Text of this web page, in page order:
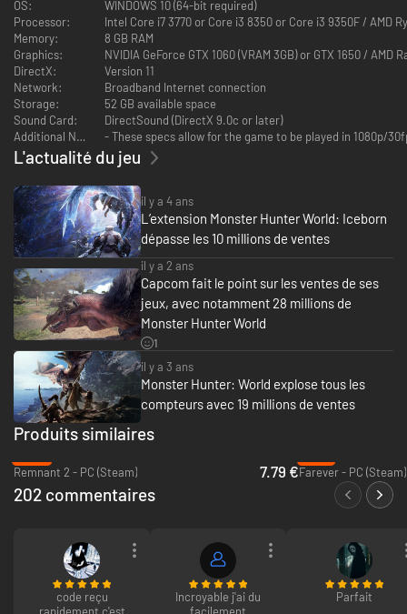
neige, des sources d'eau chaude, ou des sols de glace qui peuvent se
briser à tout instant ! Les effets visuels sont parmi les plus détaillés de la
série "Monster Hunter" !
◆ De nombreux nouveaux monstres !
Le Givre éternel est le berceau de nombreuses espèces animales et de
monstres terrifiants, comme le Beotodus qui peut nager dans la neige, le
furieux Banbaro, ou le mystérieux dragon ancien Velkhana.
Mais il y a des changements dans toutes les régions ! Partez à la
recherche d'écofacts de monstres qui ont fait le succès de la série
comme le Tigrex ou le Nargacuga !
OS:
WINDOWS 10 (64-bit required)
Processor:
Intel Core i7 3770 or Core i3 8350 or Core i3 9350F / AMD
Memory:
8 GB RAM
Graphics:
NVIDIA GeForce GTX 1060 (VRAM 3GB) or GTX 1650 / AMD
DirectX:
Version 11
Network:
Broadband Internet connection
Storage:
52 GB available space
Sound Card:
DirectSound (DirectX 9.0c or later)
Additional Notes:
- These specs allow for the game to be played in 1080p/
L'actualité du jeu
il y a 4 ans
L’extension Monster Hunter World: Iceborn
dépasse les 10 millions de ventes
il y a 2 ans
Capcom fait le point sur les ventes de ses
jeux, avec notamment 28 millions de
Monster Hunter World
1
il y a 3 ans
Monster Hunter: World explose tous les
compteurs avec 19 millions de ventes
Produits similaires
Remnant 2 - PC (Steam)
7.79 €Farever - PC (Steam)
202 commentaires
code reçu
rapidement c'est
Incroyable j'ai du
facilement
Parfait